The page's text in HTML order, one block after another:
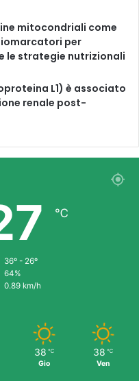
​​mitocondriali come
per
le strategie nutrizionali
L1) è associato
renale post-
℃
36º - 26º
64%
0.89 km/h
38 ℃
Gio
38 ℃
Ven